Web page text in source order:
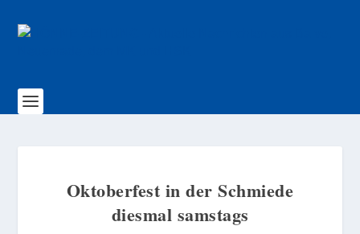
Oktoberfest in der Schmiede
diesmal samstags